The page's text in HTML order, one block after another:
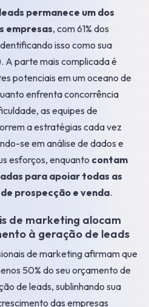
permanece um dos
empresas, com 61% dos
isso como sua
A parte mais complicada é
potenciais em um oceano de
enfrenta concorrência
as equipes de
a estratégias cada vez
se em análise de dados e
esforços, enquanto contam
para apoiar todas as
prospecção e venda.
de marketing alocam
à geração de leads
de marketing afirmam que
50% do seu orçamento de
de leads, sublinhando sua
das empresas